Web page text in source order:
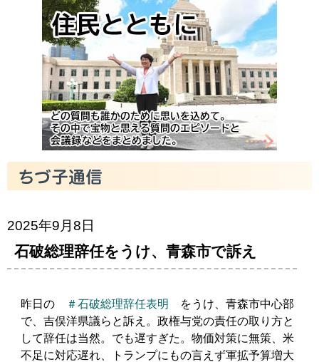
2025年9月8日
石破総理辞任をうけ、青森市で訴え
昨日の ＃石破総理辞任表明
をうけ、青森市中心部
で、吉俣洋県議らと訴え。政権与党の責任の取り方と
して辞任は当然。でも遅すぎた。物価対策に無策、米
不足に対応遅れ、トランプにもの言えず軍拡予算増大